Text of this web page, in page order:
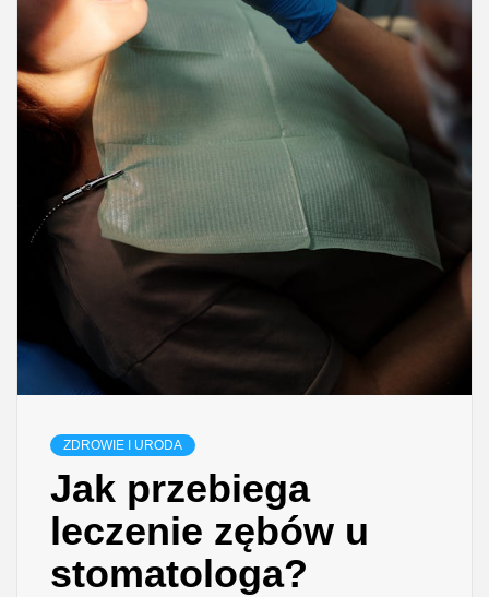
ZDROWIE I URODA
Jak przebiega
leczenie zębów u
stomatologa?